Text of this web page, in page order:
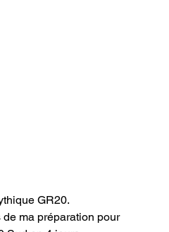
GR20.
de ma préparation pour